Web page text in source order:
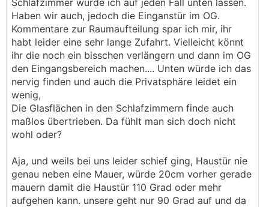
Schlafzimmer würde ich auf jeden Fall unten lassen.
Haben wir auch, jedoch die Einganstür im OG.
Kommentare zur Raumaufteilung spar ich mir, ihr
habt leider eine sehr lange Zufahrt. Vielleicht könnt
ihr die noch ein bisschen verlängern und dann im OG
den Eingangsbereich machen.... Unten würde ich das
nervig finden und auch die Privatsphäre leidet ein
wenig,
Die Glasflächen in den Schlafzimmern finde auch
maßlos übertrieben. Da fühlt man sich doch nicht
wohl oder?
Aja, und weils bei uns leider schief ging, Haustür nie
genau neben eine Mauer, würde 20cm vorher gerade
mauern damit die Haustür 110 Grad oder mehr
aufgehen kann. unsere geht nur 90 Grad auf und da